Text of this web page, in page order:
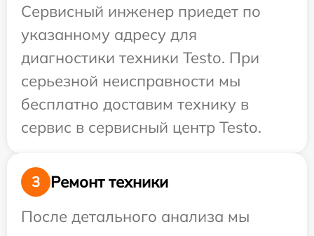
Сервисный инженер приедет по
указанному адресу для
диагностики техники Testo. При
серьезной неисправности мы
бесплатно доставим технику в
сервис в сервисный центр Testo.
3
Ремонт техники
После детального анализа мы